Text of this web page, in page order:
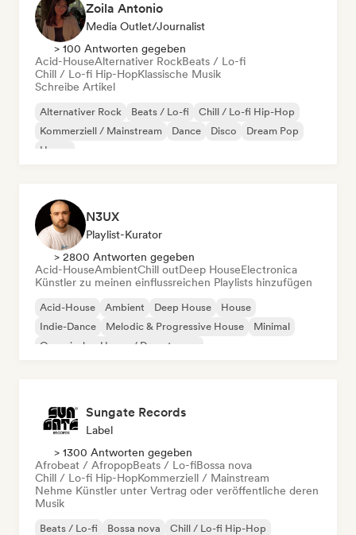
Zoila Antonio
Media Outlet/Journalist
> 100 Antworten gegeben
Acid-HouseAlternativer RockBeats / Lo-fi
Chill / Lo-fi Hip-HopKlassische Musik
Schreibe Artikel
Alternativer Rock Beats / Lo-fi
Chill / Lo-fi Hip-Hop
Kommerziell / Mainstream
Dance Disco
Dream Pop
House
N3UX
Playlist-Kurator
> 2800 Antworten gegeben
Acid-HouseAmbientChill outDeep HouseElectronica
Künstler zu meinen einflussreichen Playlists hinzufügen
Acid-House Ambient Deep House
House
Indie-Dance
Melodic & Progressive House
Minimal
Organischer House / Downtempo
Sungate Records
Label
> 1300 Antworten gegeben
Afrobeat / AfropopBeats / Lo-fiBossa nova
Chill / Lo-fi Hip-HopKommerziell / Mainstream
Nehme Künstler unter Vertrag oder veröffentliche deren
Musik
Beats / Lo-fi Bossa nova
Chill / Lo-fi Hip-Hop